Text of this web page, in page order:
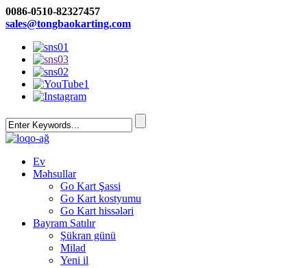
0086-0510-82327457
sales@tongbaokarting.com
Ev
Məhsullar
Go Kart Şassi
Go Kart kostyumu
Go Kart hissələri
Bayram Satılır
Şükran günü
Milad
Yeni il